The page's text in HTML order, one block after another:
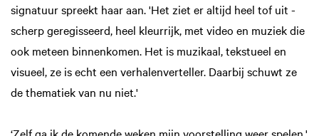
signatuur spreekt haar aan. 'Het ziet er altijd heel tof uit -
scherp geregisseerd, heel kleurrijk, met video en muziek die
ook meteen binnenkomen. Het is muzikaal, tekstueel en
visueel, ze is echt een verhalenverteller. Daarbij schuwt ze
de thematiek van nu niet.'